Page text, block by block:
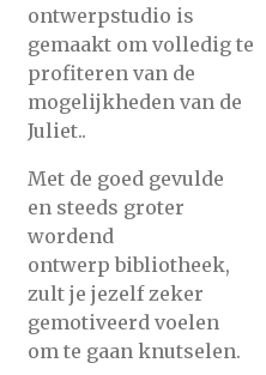
ontwerpstudio is
gemaakt om volledig te
profiteren van de
mogelijkheden van de
Juliet..
Met de goed gevulde
en steeds groter
wordend
ontwerp bibliotheek,
zult je jezelf zeker
gemotiveerd voelen
om te gaan knutselen.